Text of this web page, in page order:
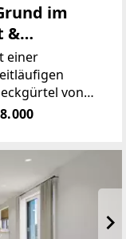
im
&
einer
von
Wohn- und